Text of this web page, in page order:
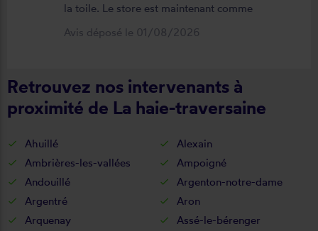
la toile. Le store est maintenant comme
neuf, parfaitement positionné et
Avis déposé le 01/08/2026
Retrouvez nos intervenants à
proximité de La haie-traversaine
Ahuillé
Alexain
Ambrières-les-vallées
Ampoigné
Andouillé
Argenton-notre-dame
Argentré
Aron
Arquenay
Assé-le-bérenger